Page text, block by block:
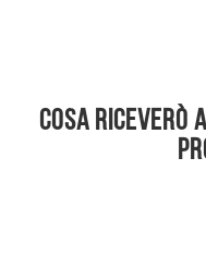
COSA RICEVERÒ